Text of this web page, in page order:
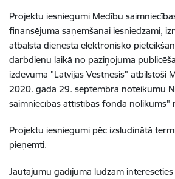
Projektu iesniegumi Medību
finansējuma saņemšanai iesniedzami,
atbalsta dienesta elektronisko
darbdienu laikā no paziņojuma
izdevumā "Latvijas Vēstnesis" atbilstoši
2020. gada 29. septembra noteikumu
saimniecības attīstības fonda nolikums"
Projektu iesniegumi pēc izsludinātā
pieņemti.
Jautājumu gadījumā lūdzam